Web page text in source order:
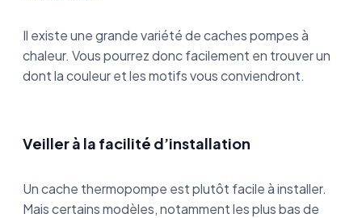
Il existe une grande variété de caches pompes à
chaleur. Vous pourrez donc facilement en trouver un
dont la couleur et les motifs vous conviendront.
Veiller à la facilité d’installation
Un cache thermopompe est plutôt facile à installer.
Mais certains modèles, notamment les plus bas de